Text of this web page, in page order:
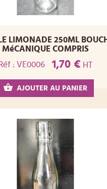
LIMONADE 250ML
MéCANIQUE COMPRIS
Réf : VE0006
1,70 € HT
AJOUTER AU PANIER